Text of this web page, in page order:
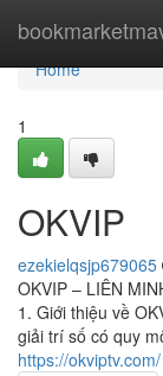
Home
Home
1
OKVIP
ezekielqsjp679065
OKVIP – LIÊN
1. Giới thiệu về
giải trí số có quy
https://okviptv.com/